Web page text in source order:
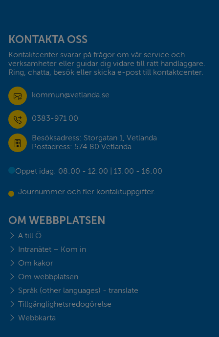
KONTAKTA OSS
Kontaktcenter svarar på frågor om vår service och
verksamheter eller guidar dig vidare till rätt handläggare.
Ring, chatta, besök eller skicka e-post till kontaktcenter.
kommun@vetlanda.se
0383-971 00
Besöksadress: Storgatan 1, Vetlanda
Postadress: 574 80 Vetlanda
Öppet idag: 08:00 - 12:00 | 13:00 - 16:00
Journummer och fler kontaktuppgifter.
OM WEBBPLATSEN
A till Ö
Intranätet – Kom in
Om kakor
Om webbplatsen
Språk (other languages) - translate
Tillgänglighetsredogörelse
Webbkarta